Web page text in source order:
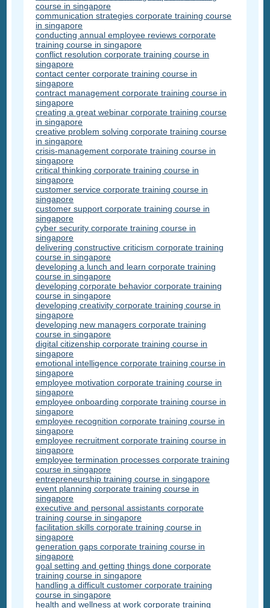
course in singapore
communication strategies corporate training course
in singapore
conducting annual employee reviews corporate
training course in singapore
conflict resolution corporate training course in
singapore
contact center corporate training course in
singapore
contract management corporate training course in
singapore
creating a great webinar corporate training course
in singapore
creative problem solving corporate training course
in singapore
crisis-management corporate training course in
singapore
critical thinking corporate training course in
singapore
customer service corporate training course in
singapore
customer support corporate training course in
singapore
cyber security corporate training course in
singapore
delivering constructive criticism corporate training
course in singapore
developing a lunch and learn corporate training
course in singapore
developing corporate behavior corporate training
course in singapore
developing creativity corporate training course in
singapore
developing new managers corporate training
course in singapore
digital citizenship corporate training course in
singapore
emotional intelligence corporate training course in
singapore
employee motivation corporate training course in
singapore
employee onboarding corporate training course in
singapore
employee recognition corporate training course in
singapore
employee recruitment corporate training course in
singapore
employee termination processes corporate training
course in singapore
entrepreneurship training course in singapore
event planning corporate training course in
singapore
executive and personal assistants corporate
training course in singapore
facilitation skills corporate training course in
singapore
generation gaps corporate training course in
singapore
goal setting and getting things done corporate
training course in singapore
handling a difficult customer corporate training
course in singapore
health and wellness at work corporate training